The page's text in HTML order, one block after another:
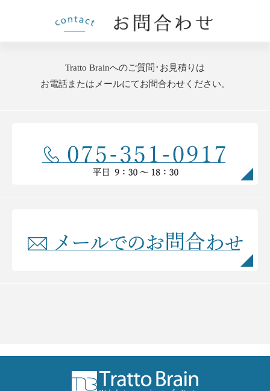
Tratto Brainへのご質問･お見積りは
お電話またはメールにてお問合わせください。